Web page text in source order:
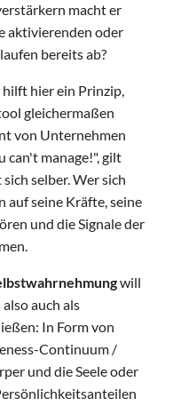
macht er
aktivierenden oder
bereits ab?
hilft hier ein Prinzip,
gleichermaßen
von Unternehmen
can't manage!", gilt
selber. Wer sich
auf seine Kräfte, seine
und die Signale der
will
auch als
In Form von
Continuum /
und die Seele oder